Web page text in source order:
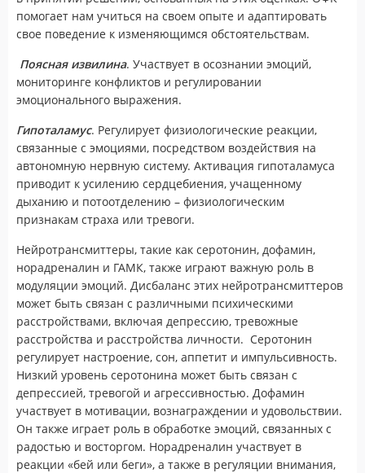
помогает нам учиться на своем опыте и адаптировать
свое поведение к изменяющимся обстоятельствам.
Поясная извилина. Участвует в осознании эмоций,
мониторинге конфликтов и регулировании
эмоционального выражения.
Гипоталамус. Регулирует физиологические реакции,
связанные с эмоциями, посредством воздействия на
автономную нервную систему. Активация гипоталамуса
приводит к усилению сердцебиения, учащенному
дыханию и потоотделению – физиологическим
признакам страха или тревоги.
Нейротрансмиттеры, такие как серотонин, дофамин,
норадреналин и ГАМК, также играют важную роль в
модуляции эмоций. Дисбаланс этих нейротрансмиттеров
может быть связан с различными психическими
расстройствами, включая депрессию, тревожные
расстройства и расстройства личности. Серотонин
регулирует настроение, сон, аппетит и импульсивность.
Низкий уровень серотонина может быть связан с
депрессией, тревогой и агрессивностью. Дофамин
участвует в мотивации, вознаграждении и удовольствии.
Он также играет роль в обработке эмоций, связанных с
радостью и восторгом. Норадреналин участвует в
реакции «бей или беги», а также в регуляции внимания,